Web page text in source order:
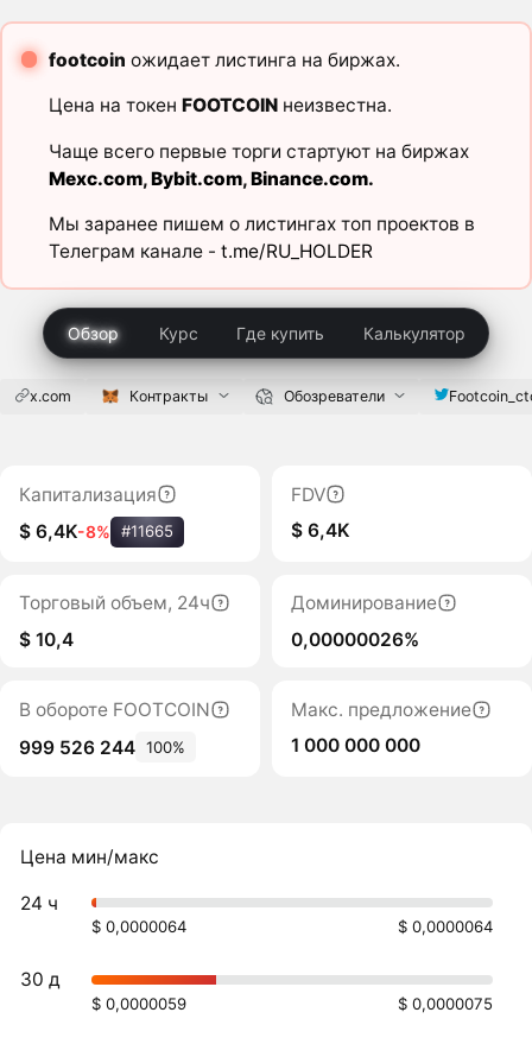
footcoin ожидает листинга на биржах.
Цена на токен FOOTCOINнеизвестна.
Чаще всего первые торги стартуют на биржах
Mexc.com,Bybit.com,Binance.com.
Мы заранее пишем о листингах топ проектов в
Телеграм канале - t.me/RU_HOLDER
Обзор Курс Где купить Калькулятор
x.com Контракты Обозреватели
Капитализация
$ 6,4K-8% #11665
FDV
$ 6,4K
Торговый объем, 24ч
$ 10,4
Доминирование
0,00000026%
В обороте FOOTCOIN
999 526 244 100%
Макс. предложение
1 000 000 000
Цена мин/макс
24 ч
$ 0,0000064 $ 0,0000064
30 д
$ 0,0000059 $ 0,0000075